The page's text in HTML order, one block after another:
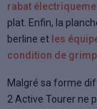
rabat
plat. Enfin, la
berline et les
condition de
Malgré sa forme
2 Active Tourer ne